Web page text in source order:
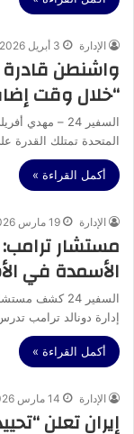
الإدارة 3 أبريل 2026
واشنطن
“خلال وقت
السفير 24 –
المتحدة تمتلك القدرة
أكمل القراءة »
الإدارة 19 مارس 2026
مستشار
الأسمدة في
السفير 24
إدارة دونالد ترامب
أكمل القراءة »
الإدارة 14 مارس 2026
إيران تعلن